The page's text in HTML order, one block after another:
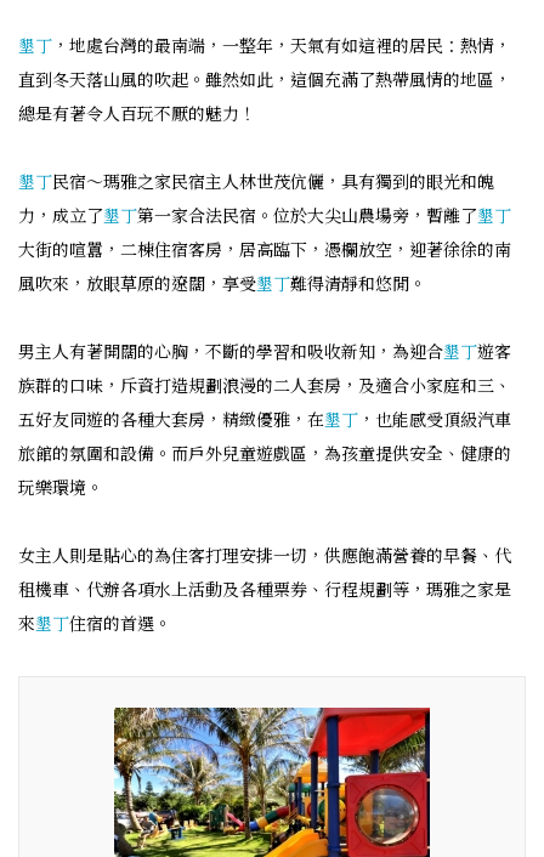
墾丁 ，地處台灣的最南端，一整年，天氣有如這裡的居民：熱情，
直到冬天落山風的吹起。雖然如此，這個充滿了熱帶風情的地區，
總是有著令人百玩不厭的魅力！
墾丁民宿～瑪雅之家民宿主人林世茂伉儷，具有獨到的眼光和魄
力，成立了墾丁第一家合法民宿。位於大尖山農場旁，暫離了墾丁
大街的喧囂，二棟住宿客房，居高臨下，憑欄放空，迎著徐徐的南
風吹來，放眼草原的遼闊，享受墾丁難得清靜和悠閒。
男主人有著開闊的心胸，不斷的學習和吸收新知，為迎合墾丁遊客
族群的口味，斥資打造規劃浪漫的二人套房，及適合小家庭和三、
五好友同遊的各種大套房，精緻優雅，在墾丁 ，也能感受頂級汽車
旅館的氛圍和設備。而戶外兒童遊戲區，為孩童提供安全、健康的
玩樂環境。
女主人則是貼心的為住客打理安排一切，供應飽滿營養的早餐、代
租機車、代辦各項水上活動及各種票券、行程規劃等，瑪雅之家是
來墾丁住宿的首選。